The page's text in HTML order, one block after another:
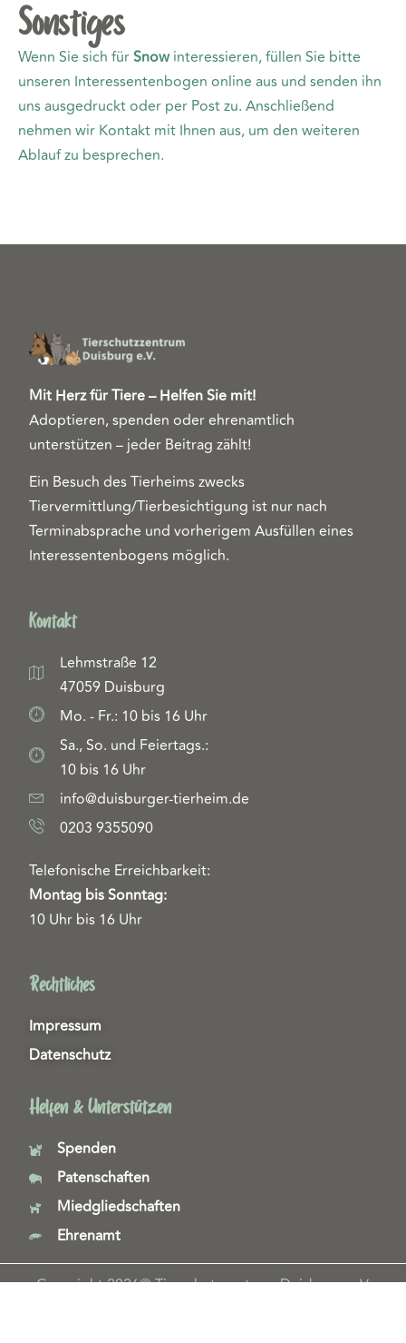
Sonstiges
Wenn Sie sich fürSnowinteressieren, füllen Sie bitte
unseren Interessentenbogen online aus und senden ihn
uns ausgedruckt oder per Post zu. Anschließend
nehmen wir Kontakt mit Ihnen aus, um den weiteren
Ablauf zu besprechen.
Mit Herz für Tiere – Helfen Sie mit!
Adoptieren, spenden oder ehrenamtlich
unterstützen – jeder Beitrag zählt!
Ein Besuch des Tierheims zwecks
Tiervermittlung/Tierbesichtigung ist nur nach
Terminabsprache und vorherigem Ausfüllen eines
Interessentenbogens möglich.
Kontakt
Lehmstraße 12
47059 Duisburg
Mo. - Fr.: 10 bis 16 Uhr
Sa., So. und Feiertags.:
10 bis 16 Uhr
info@duisburger-tierheim.de
0203 9355090
Telefonische Erreichbarkeit:
Montag bis Sonntag:
10 Uhr bis 16 Uhr
Rechtliches
Impressum
Datenschutz
Helfen & Unterstützen
Spenden
Patenschaften
Miedgliedschaften
Ehrenamt
Copyright 2026© Tierschutzzentrum Duisburg e. V.